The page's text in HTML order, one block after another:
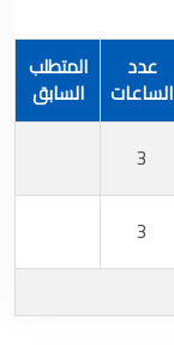
عدد
الساعات
المتطلب
السابق
3
3